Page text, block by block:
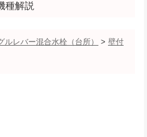
種解説
ルレバー混合水栓（台所） > 壁付